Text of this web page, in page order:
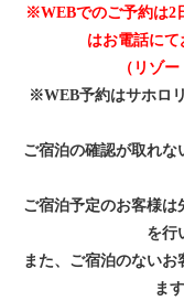
※WEBでのご予約は2
はお電話に
（リゾ
※WEB予約はサホロ
ご宿泊の確認が取れな
ご宿泊予定のお客様
を行
また、ご宿泊のない
ま